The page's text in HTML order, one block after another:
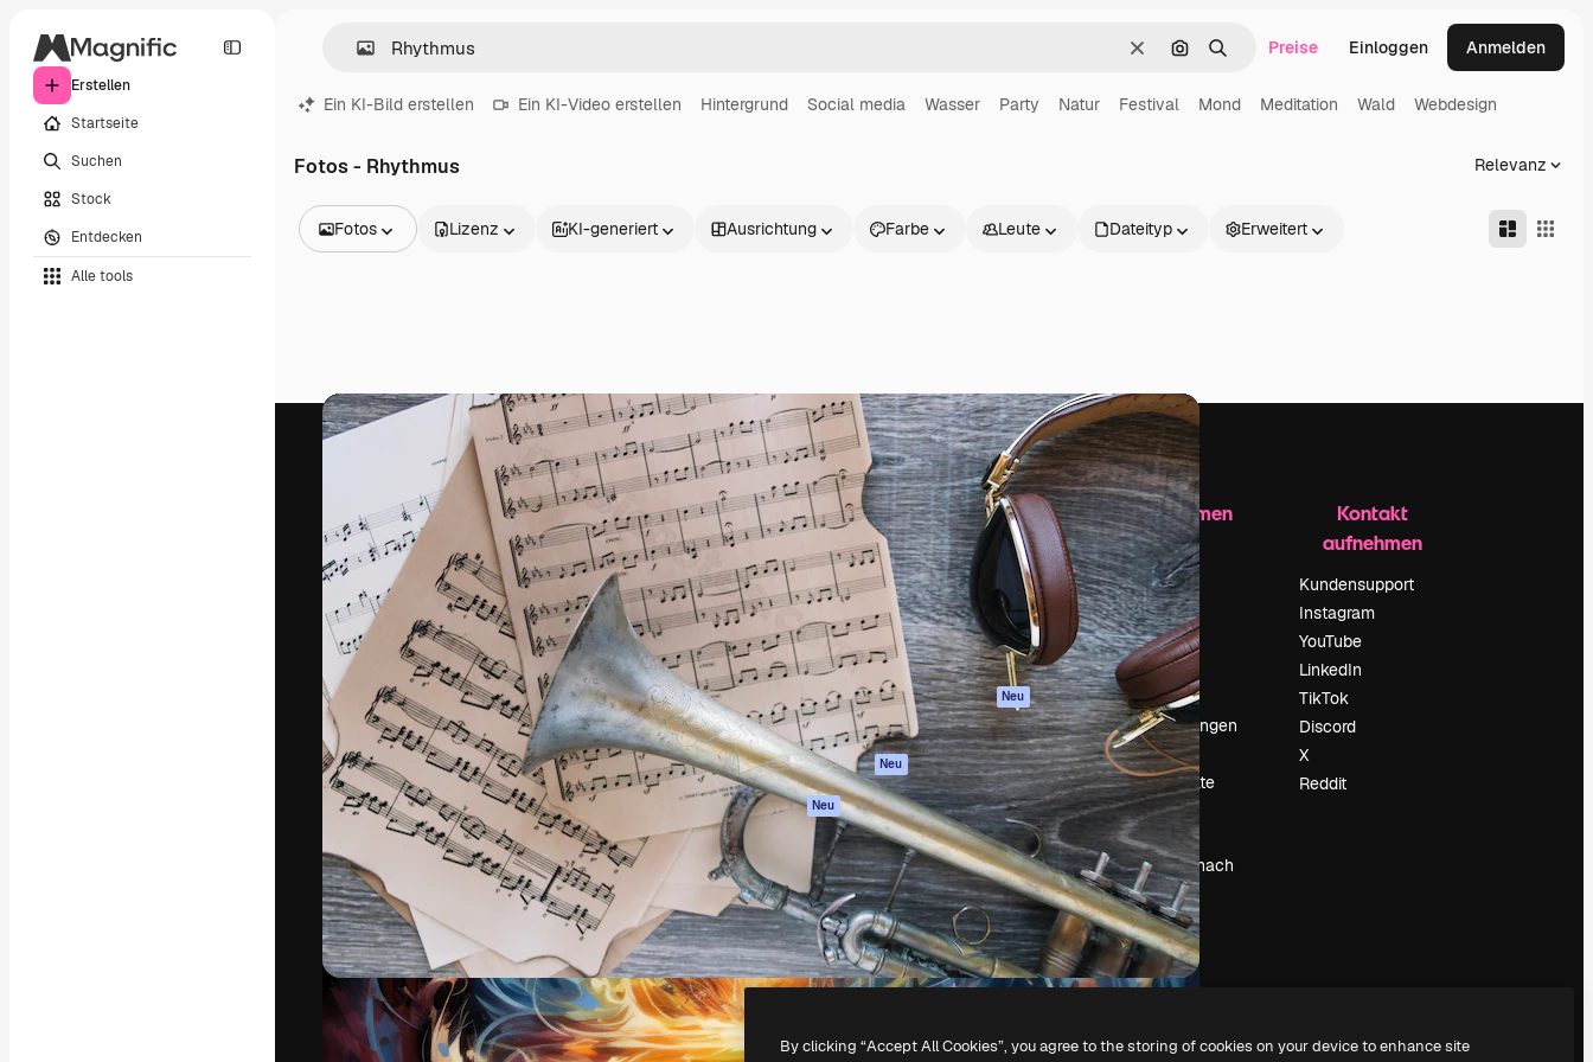
Erstellen
Startseite
Suchen
Stock
Entdecken
Alle tools
LöschenNach Bild suchen
SuchenPreise Einloggen Anmelden
Ein KI-Bild erstellen Ein KI-Video erstellen Hintergrund Social media Wasser Party Natur Festival Mond Meditation Wald Webdesign
Fotos - Rhythmus Relevanz
Fotos
Videos
Filmmaterial
Motion Graphics
Schriftarten
Lizenz KI-generiert Ausrichtung Farbe Leute Dateityp Erweitert
Die kreative Plattform, um deine beste
Arbeit zu verwirklichen. Mehr als 1 Million
Abonnenten unter Kreativen, Unternehmen,
Agenturen und Studios.
Deutsch
Produkte
Spaces
KI-Assistent
KI-Bildgenerator
KI-Videogenerator
KI-
Stimmengenerator
Stock-Inhalte
MCP für
Claude/ChatGPT
Neu
Agenten Neu
API
Mobile App
Alle Magnific-Tools
Loslegen
Academy
Dokumentation
Support
AGB
Datenschutzerklärung
Originale Neu
Cookie-Richtlinie
Vertrauenszentrum
Partner
Unternehmen
Unternehmen
Preise
Über uns
Reviews
Karriere
Suchtrends
Blog
Veranstaltungen
Slidesgo
Deine Inhalte
verkaufen
Pressesaal
Suchst du nach
magnific.ai
Kontakt
aufnehmen
Kundensupport
Instagram
YouTube
LinkedIn
TikTok
Discord
X
Reddit
Copyright © 2010-2026Freepik Company S.L.U. Alle Rechte vorbehalten.
By clicking “Accept All Cookies”, you agree to the storing of cookies on your device to enhance site